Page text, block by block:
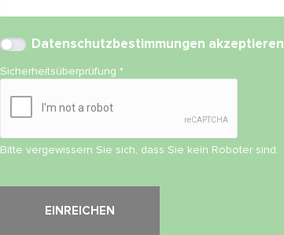
Datenschutzbestimmungen akzeptieren
Sicherheitsüberprüfung*
Bitte vergewissern Sie sich, dass Sie kein Roboter sind.